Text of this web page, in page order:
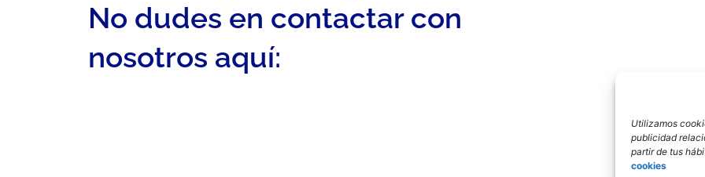
Utilizamos
publicidad
partir de tus
cookies
No dudes en contactar con
nosotros aquí: